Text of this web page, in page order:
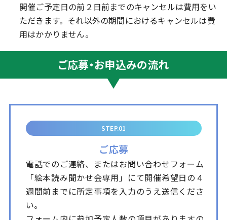
開催ご予定日の前２日前までのキャンセルは費用をい
ただきます。それ以外の期間におけるキャンセルは費
用はかかりません。
ご応募・お申込みの流れ
STEP.01
ご応募
電話でのご連絡、またはお問い合わせフォーム
「絵本読み聞かせ会専用」にて開催希望日の４
週間前までに所定事項を入力のうえ送信くださ
い。